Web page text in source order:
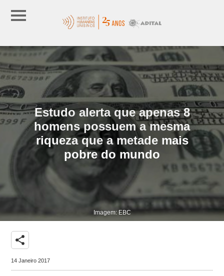
Estudo alerta que apenas 8
homens possuem a mesma
riqueza que a metade mais
pobre do mundo
Imagem: EBC
share
14 Janeiro 2017